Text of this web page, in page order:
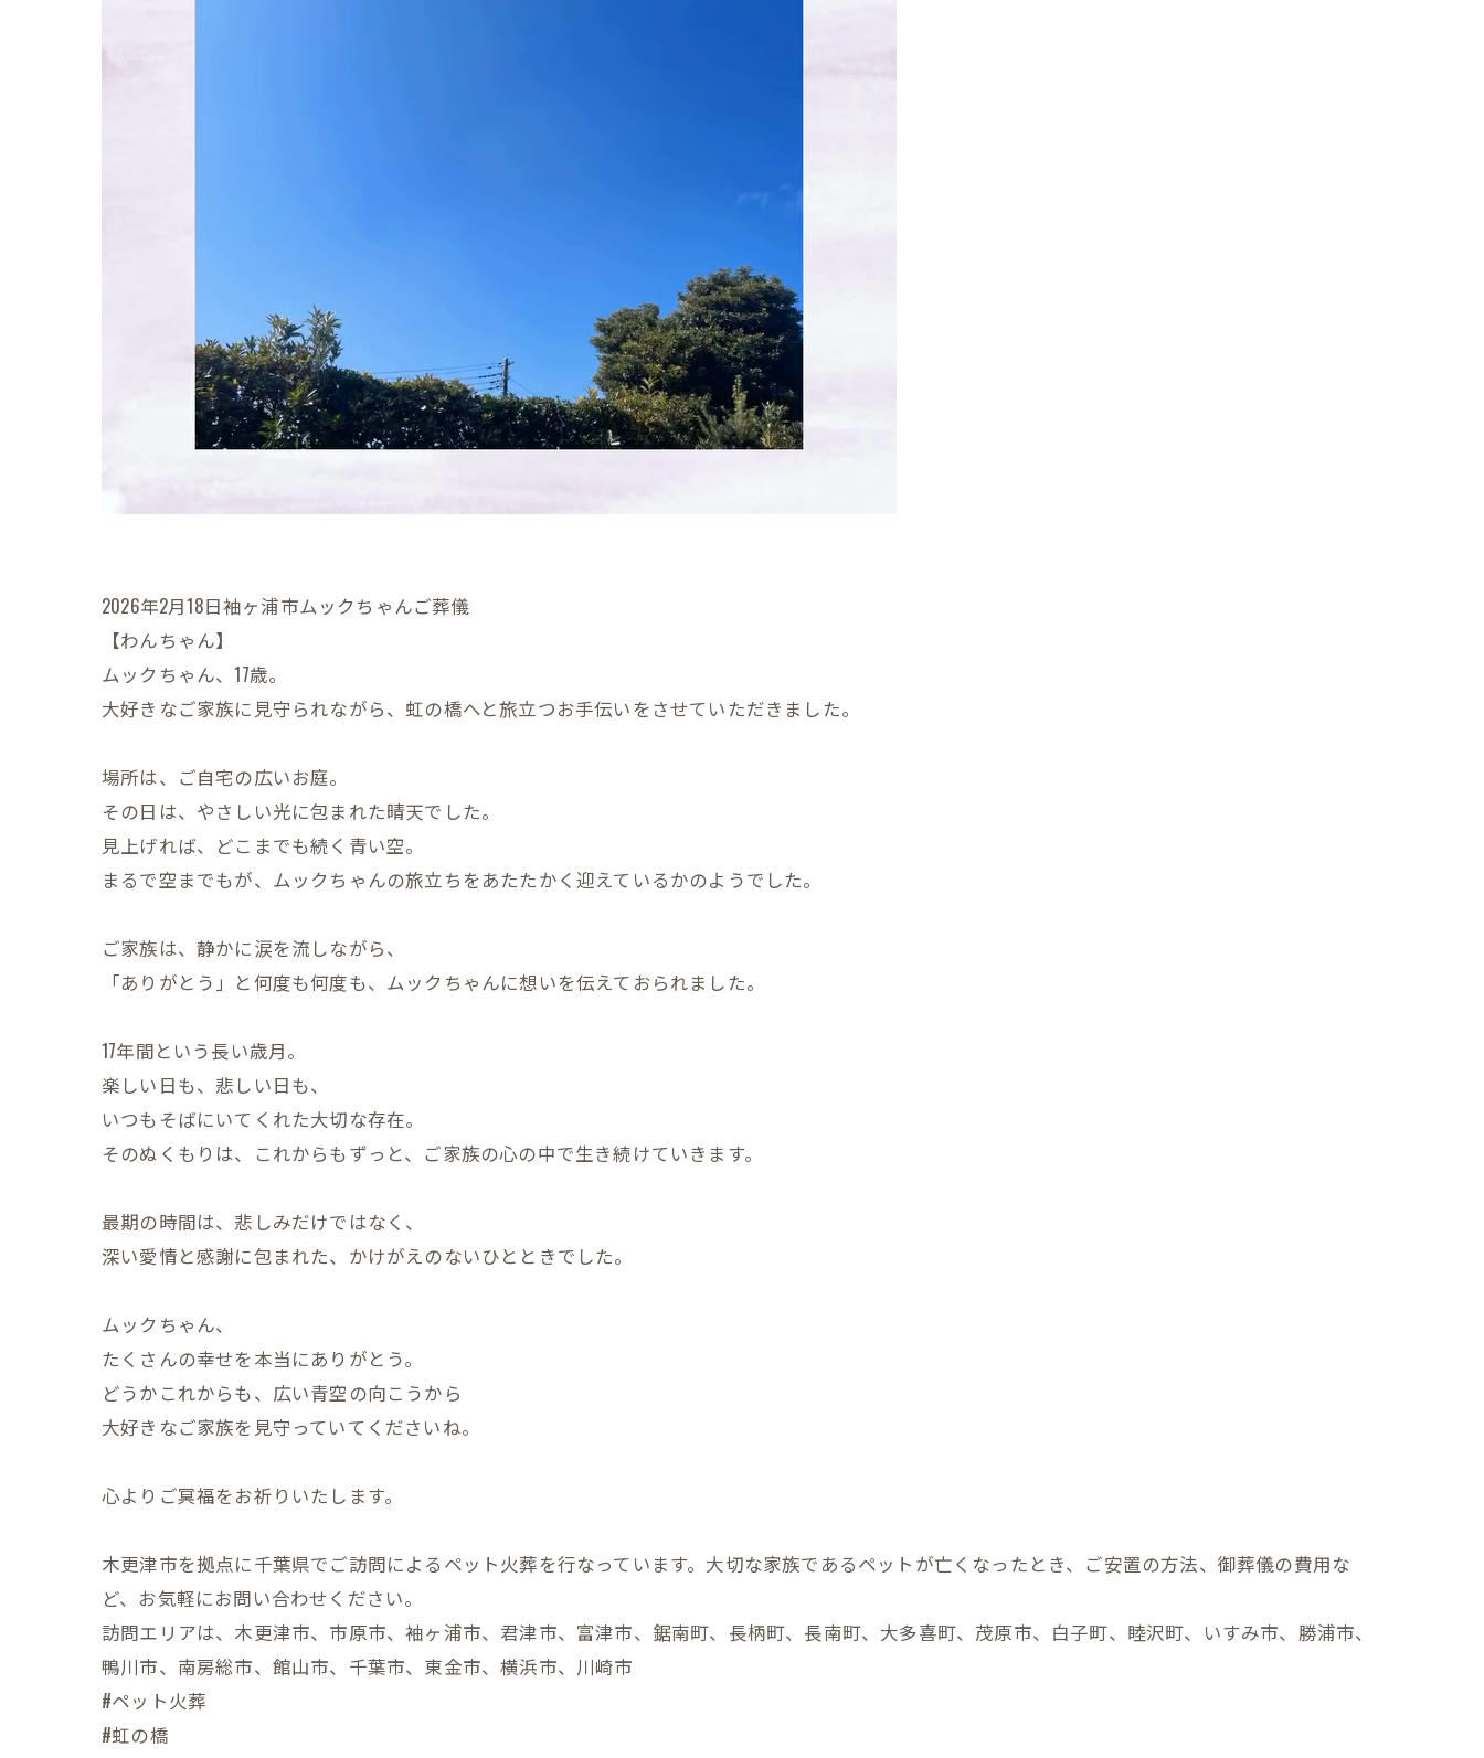
2026年2月18日袖ヶ浦市ムックちゃんご葬儀
【わんちゃん】
ムックちゃん、17歳。
大好きなご家族に見守られながら、虹の橋へと旅立つお手伝いをさせていただきました。
場所は、ご自宅の広いお庭。
その日は、やさしい光に包まれた晴天でした。
見上げれば、どこまでも続く青い空。
まるで空までもが、ムックちゃんの旅立ちをあたたかく迎えているかのようでした。
ご家族は、静かに涙を流しながら、
「ありがとう」と何度も何度も、ムックちゃんに想いを伝えておられました。
17年間という長い歳月。
楽しい日も、悲しい日も、
いつもそばにいてくれた大切な存在。
そのぬくもりは、これからもずっと、ご家族の心の中で生き続けていきます。
最期の時間は、悲しみだけではなく、
深い愛情と感謝に包まれた、かけがえのないひとときでした。
ムックちゃん、
たくさんの幸せを本当にありがとう。
どうかこれからも、広い青空の向こうから
大好きなご家族を見守っていてくださいね。
心よりご冥福をお祈りいたします。
木更津市を拠点に千葉県でご訪問によるペット火葬を行なっています。大切な家族であるペットが亡くなったとき、ご安置の方法、御葬儀の費用な
ど、お気軽にお問い合わせください。
訪問エリアは、木更津市、市原市、袖ヶ浦市、君津市、富津市、鋸南町、長柄町、長南町、大多喜町、茂原市、白子町、睦沢町、いすみ市、勝浦市、
鴨川市、南房総市、館山市、千葉市、東金市、横浜市、川崎市
#ペット火葬
#虹の橋